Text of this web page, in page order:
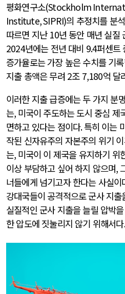
평화연구소(Stockholm
Institute, SIPRI)의 추정치를 분
따르면 지난 10년 동안 매년 실질
2024년에는 전년 대비 9.4퍼센트
증가율로는 가장 높은 수치를 기
지출 총액은 무려 2조 7,180억 달
이러한 지출 급증에는 두 가지 분
는, 미국이 주도하는 도시 중심 제
면하고 있다는 점이다.특히 이는
작된 신자유주의 자본주의 위기
는, 미국이 이 제국을 유지하기 위
이상 부담하고 싶어 하지 않으며,
너들에게 넘기고자 한다는 사실이
강대국들이 공격적으로 군사 지출
실질적인 군사 지출을 늘릴 압박
한 압도에 짓눌리지 않기 위해서다.